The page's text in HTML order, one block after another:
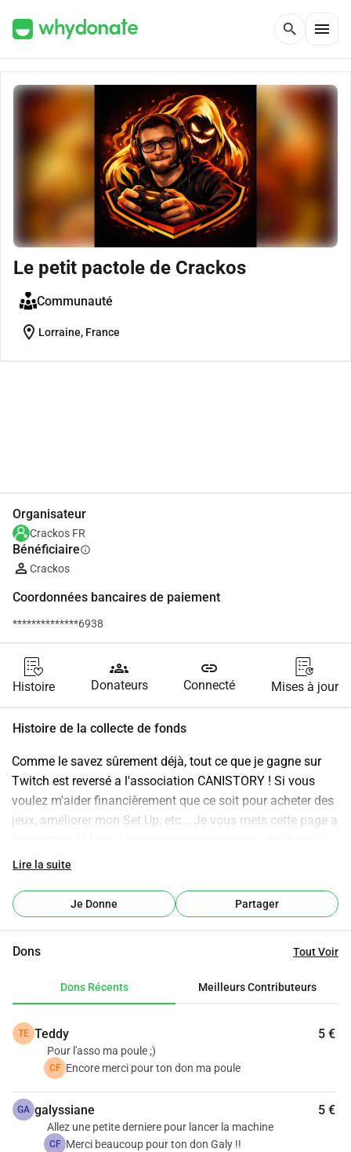
search menu
Le petit pactole de Crackos
Communauté
location_on Lorraine, France
Organisateur
Crackos FR
Bénéficiaireinfo
Crackos
Coordonnées bancaires de paiement
**************6938
Histoire
groups
Donateurs
link
Connecté Mises à jour
Histoire de la collecte de fonds
Comme le savez sûrement déjà, tout ce que je gagne sur
Twitch est reversé a l'association CANISTORY ! Si vous
voulez m'aider financièrement que ce soit pour acheter des
jeux, améliorer mon Set Up, etc... Je vous mets cette page a
❤️
Lire la suite
Je Donne Partager
Dons Tout Voir
Dons Récents Meilleurs Contributeurs
TE Teddy 5 €
Pour l'asso ma poule ;)
CF Encore merci pour ton don ma poule
GA galyssiane 5 €
Allez une petite derniere pour lancer la machine
CF Merci beaucoup pour ton don Galy !!